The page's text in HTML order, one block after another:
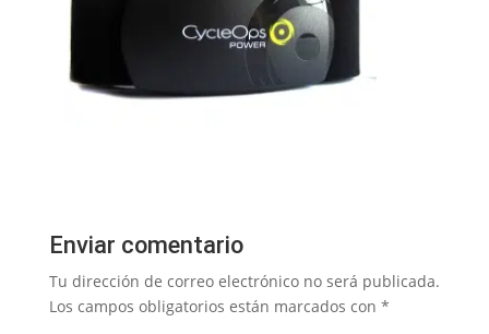
Enviar comentario
Tu dirección de correo electrónico no será publicada.
Los campos obligatorios están marcados con *